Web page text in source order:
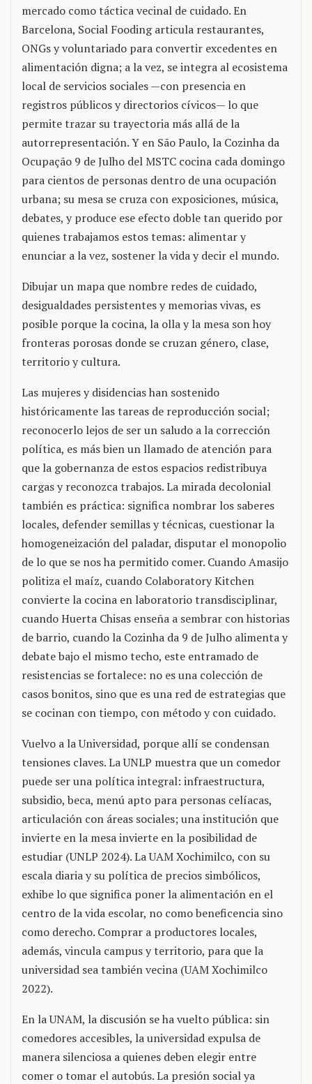
mercado como táctica vecinal de cuidado. En
Barcelona, Social Fooding articula restaurantes,
ONGs y voluntariado para convertir excedentes en
alimentación digna; a la vez, se integra al ecosistema
local de servicios sociales —con presencia en
registros públicos y directorios cívicos— lo que
permite trazar su trayectoria más allá de la
autorrepresentación. Y en São Paulo, la Cozinha da
Ocupação 9 de Julho del MSTC cocina cada domingo
para cientos de personas dentro de una ocupación
urbana; su mesa se cruza con exposiciones, música,
debates, y produce ese efecto doble tan querido por
quienes trabajamos estos temas: alimentar y
enunciar a la vez, sostener la vida y decir el mundo.
Dibujar un mapa que nombre redes de cuidado,
desigualdades persistentes y memorias vivas, es
posible porque la cocina, la olla y la mesa son hoy
fronteras porosas donde se cruzan género, clase,
territorio y cultura.
Las mujeres y disidencias han sostenido
históricamente las tareas de reproducción social;
reconocerlo lejos de ser un saludo a la corrección
política, es más bien un llamado de atención para
que la gobernanza de estos espacios redistribuya
cargas y reconozca trabajos. La mirada decolonial
también es práctica: significa nombrar los saberes
locales, defender semillas y técnicas, cuestionar la
homogeneización del paladar, disputar el monopolio
de lo que se nos ha permitido comer. Cuando Amasijo
politiza el maíz, cuando Colaboratory Kitchen
convierte la cocina en laboratorio transdisciplinar,
cuando Huerta Chisas enseña a sembrar con historias
de barrio, cuando la Cozinha da 9 de Julho alimenta y
debate bajo el mismo techo, este entramado de
resistencias se fortalece: no es una colección de
casos bonitos, sino que es una red de estrategias que
se cocinan con tiempo, con método y con cuidado.
Vuelvo a la Universidad, porque allí se condensan
tensiones claves. La UNLP muestra que un comedor
puede ser una política integral: infraestructura,
subsidio, beca, menú apto para personas celíacas,
articulación con áreas sociales; una institución que
invierte en la mesa invierte en la posibilidad de
estudiar (UNLP 2024). La UAM Xochimilco, con su
escala diaria y su política de precios simbólicos,
exhibe lo que significa poner la alimentación en el
centro de la vida escolar, no como beneficencia sino
como derecho. Comprar a productores locales,
además, vincula campus y territorio, para que la
universidad sea también vecina (UAM Xochimilco
2022).
En la UNAM, la discusión se ha vuelto pública: sin
comedores accesibles, la universidad expulsa de
manera silenciosa a quienes deben elegir entre
comer o tomar el autobús. La presión social ya